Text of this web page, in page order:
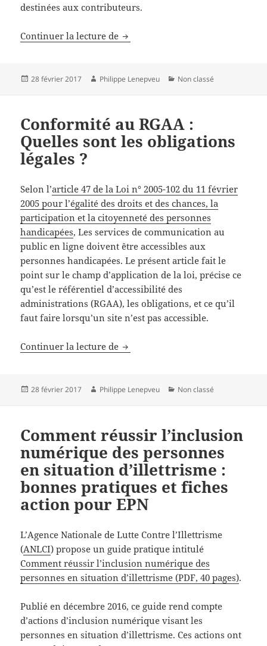
destinées aux contributeurs.
Continuer la lecture de Produire et diffuser des contenus
Publié
28 février 2017 Auteur
Philippe Lenepveu Catégories
Non classé
Conformité au RGAA :
Quelles sont les obligations
légales ?
Selon l’article 47 de la Loi n° 2005-102 du 11 février
2005 pour l’égalité des droits et des chances, la
participation et la citoyenneté des personnes
handicapées,Les services de communication au
public en ligne doivent être accessibles aux
personnes handicapées. Le présent article fait le
point sur le champ d’application de la loi, précise ce
qu’est le référentiel d’accessibilité des
administrations (RGAA), les obligations, et ce qu’il
faut faire lorsqu’un site n’est pas accessible.
Continuer la lecture de Conformité au RGAA : Quelles
Publié
28 février 2017 Auteur
Philippe Lenepveu Catégories
Non classé
Comment réussir l’inclusion
numérique des personnes
en situation d’illettrisme :
bonnes pratiques et fiches
action pour EPN
L’Agence Nationale de Lutte Contre l’Illettrisme
(ANLCI) propose un guide pratique intitulé
Comment réussir l’inclusion numérique des
personnes en situation d’illettrisme (PDF, 40 pages).
Publié en décembre 2016, ce guide rend compte
d’actions d’inclusion numérique visant les
personnes en situation d’illettrisme. Ces actions ont